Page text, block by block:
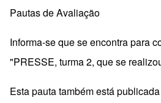
Pautas de Avaliação
Informa-se que se encontra para
"PRESSE, turma 2, que se
Esta pauta também está